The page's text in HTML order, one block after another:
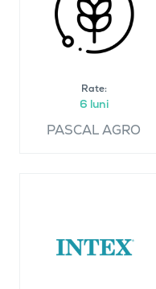
Rate:
6 luni
PASCAL AGRO